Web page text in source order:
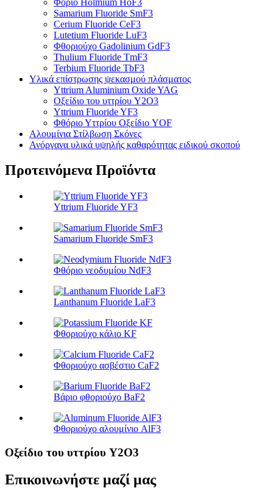
Samarium Fluoride SmF3
Cerium Fluoride CeF3
Lutetium Fluoride LuF3
Φθοριούχο Gadolinium GdF3
Thulium Fluoride TmF3
Terbium Fluoride TbF3
Υλικά επίστρωσης ψεκασμού πλάσματος
Yttrium Aluminium Oxide YAG
Οξείδιο του υττρίου Y2O3
Yttrium Fluoride YF3
Φθόριο Υττρίου Οξείδιο YOF
Αλουμίνια Στίλβωση Σκόνες
Ανόργανα υλικά υψηλής καθαρότητας ειδικού σκοπού
Προτεινόμενα Προϊόντα
Yttrium Fluoride YF3
Samarium Fluoride SmF3
Φθόριο νεοδυμίου NdF3
Lanthanum Fluoride LaF3
Φθοριούχο κάλιο KF
Φθοριούχο ασβέστιο CaF2
Βάριο φθοριούχο BaF2
Φθοριούχο αλουμίνιο AlF3
Οξείδιο του υττρίου Y2O3
Επικοινωνήστε μαζί μας